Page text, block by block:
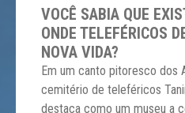
VOCÊ SABIA QUE
ONDE TELEFÉRICOS
NOVA VIDA?
Em um canto pitoresco dos
cemitério de teleféricos
destaca como um museu a